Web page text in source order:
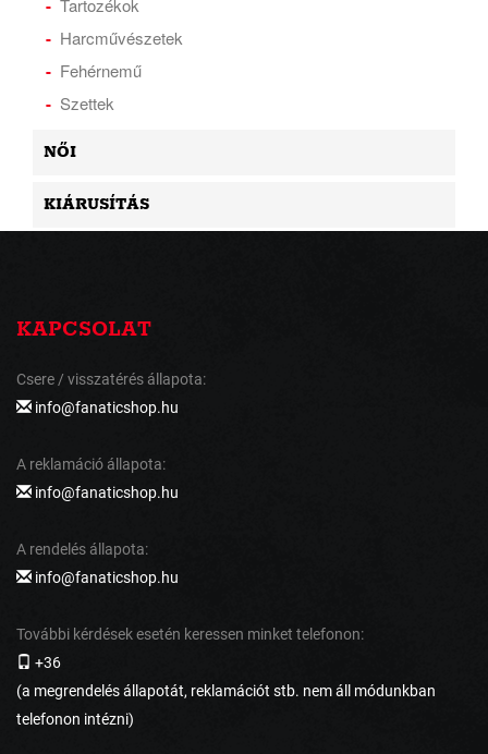
Tartozékok
Harcművészetek
Fehérnemű
Szettek
NŐI
KIÁRUSÍTÁS
KAPCSOLAT
Csere / visszatérés állapota:
info@fanaticshop.hu
A reklamáció állapota:
info@fanaticshop.hu
A rendelés állapota:
info@fanaticshop.hu
További kérdések esetén keressen minket telefonon:
+36
(a megrendelés állapotát, reklamációt stb. nem áll módunkban
telefonon intézni)